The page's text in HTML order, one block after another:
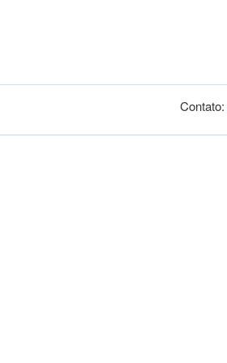
Contato: